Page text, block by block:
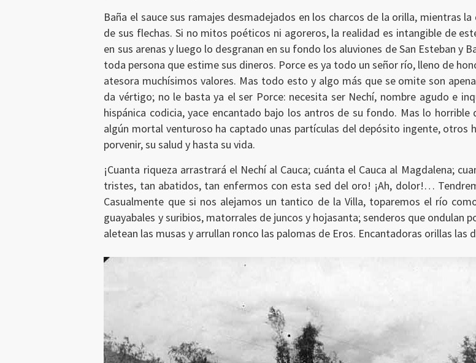
Baña el sauce sus ramajes desmadejados en los charcos de la orilla, mientras
de sus flechas. Si no mitos poéticos ni agoreros, la realidad es intangible de
en sus arenas y luego lo desgranan en su fondo los aluviones de San Esteban y
toda persona que estime sus dineros. Porce es ya todo un señor río, lleno de
atesora muchísimos valores. Mas todo esto y algo más que se omite son
da vértigo; no le basta ya el ser Porce: necesita ser Nechí, nombre agudo e
hispánica codicia, yace encantado bajo los antros de su fondo. Mas lo
algún mortal venturoso ha captado unas partículas del depósito ingente, otros
porvenir, su salud y hasta su vida.
¡Cuanta riqueza arrastrará el Nechí al Cauca; cuánta el Cauca al Magdalena;
tristes, tan abatidos, tan enfermos con esta sed del oro! ¡Ah, dolor!…
Casualmente que si nos alejamos un tantico de la Villa, toparemos el río
guayabales y suribios, matorrales de juncos y hojasanta; senderos que ondulan
aletean las musas y arrullan ronco las palomas de Eros. Encantadoras orillas las